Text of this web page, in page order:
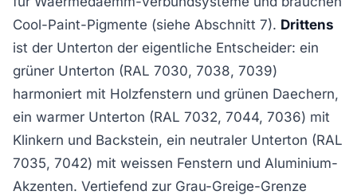
Cool-Paint-Pigmente (siehe Abschnitt 7). Drittens
ist der Unterton der eigentliche Entscheider: ein
grüner Unterton (RAL 7030, 7038, 7039)
harmoniert mit Holzfenstern und grünen Daechern,
ein warmer Unterton (RAL 7032, 7044, 7036) mit
Klinkern und Backstein, ein neutraler Unterton (RAL
7035, 7042) mit weissen Fenstern und Aluminium-
Akzenten. Vertiefend zur Grau-Greige-Grenze